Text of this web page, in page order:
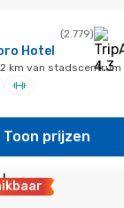
(2.779)
Hotel
km van stadscentrum
Toon prijzen